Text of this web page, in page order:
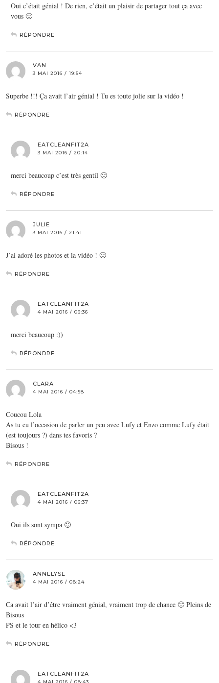
Oui c’était génial ! De rien, c’était un plaisir de partager tout ça avec
vous 🙂
RÉPONDRE
VAN
3 MAI 2016 / 19:54
Superbe !!! Ça avait l’air génial ! Tu es toute jolie sur la vidéo !
RÉPONDRE
EATCLEANFIT2A
3 MAI 2016 / 20:14
merci beaucoup c’est très gentil 🙂
RÉPONDRE
JULIE
3 MAI 2016 / 21:41
J’ai adoré les photos et la vidéo ! 🙂
RÉPONDRE
EATCLEANFIT2A
4 MAI 2016 / 06:36
merci beaucoup :))
RÉPONDRE
CLARA
4 MAI 2016 / 04:58
Coucou Lola
As tu eu l’occasion de parler un peu avec Lufy et Enzo comme Lufy était
(est toujours ?) dans tes favoris ?
Bisous !
RÉPONDRE
EATCLEANFIT2A
4 MAI 2016 / 06:37
Oui ils sont sympa 🙂
RÉPONDRE
ANNELYSE
4 MAI 2016 / 08:24
Ca avait l’air d’être vraiment génial, vraiment trop de chance 🙂 Pleins de
Bisous
PS et le tour en hélico <3
RÉPONDRE
EATCLEANFIT2A